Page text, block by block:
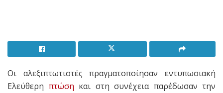
Οι αλεξιπτωτιστές πραγματοποίησαν εντυπωσιακή
Ελεύθερη πτώση και στη συνέχεια παρέδωσαν την